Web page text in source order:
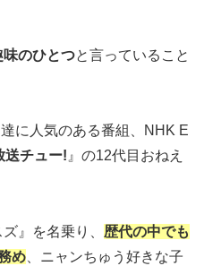
味のひとつと言っていること
に人気のある番組、NHK E
送チュー! 』の12代目おねえ
』を名乗り、 歴代の中でも
め 、ニャンちゅう好きな子